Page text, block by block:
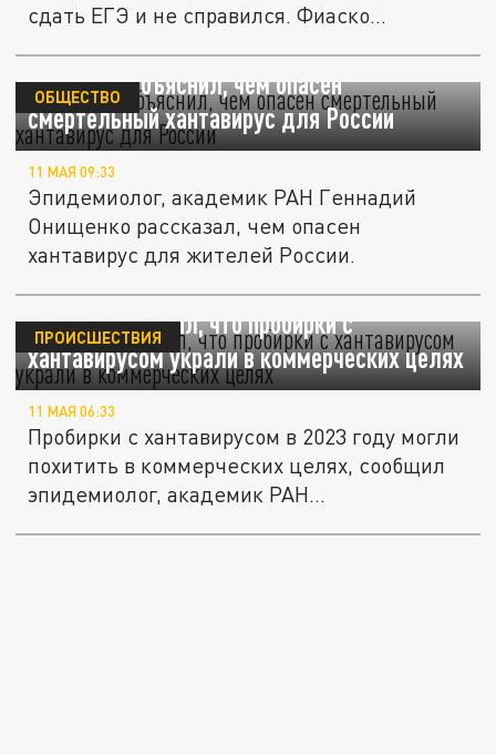
сдать ЕГЭ и не справился. Фиаско...
Онищенко объяснил, чем опасен
смертельный хантавирус для России
ОБЩЕСТВО
11 МАЯ 09:33
Эпидемиолог, академик РАН Геннадий
Онищенко рассказал, чем опасен
хантавирус для жителей России.
Онищенко заявил, что пробирки с
хантавирусом украли в коммерческих целях
ПРОИСШЕСТВИЯ
11 МАЯ 06:33
Пробирки с хантавирусом в 2023 году могли
похитить в коммерческих целях, сообщил
эпидемиолог, академик РАН...